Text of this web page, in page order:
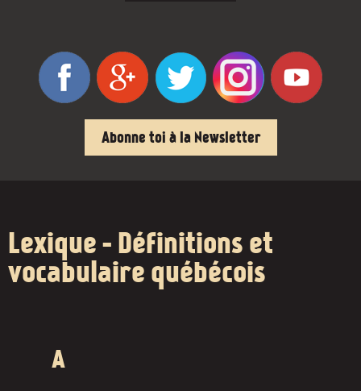
Abonne toi à la Newsletter
Lexique - Définitions et
vocabulaire québécois
A